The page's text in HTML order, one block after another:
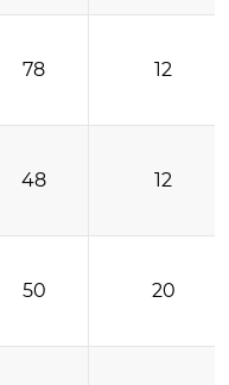
78 12
48 12
50 20